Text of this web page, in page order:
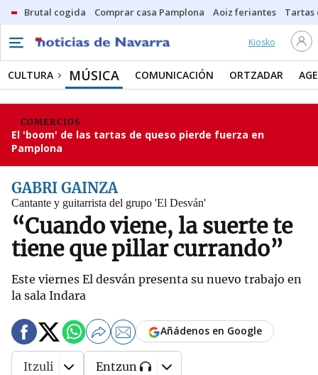
Brutal cogida Comprar casa Pamplona Aoiz feriantes Tartas
Kiosko
CULTURA MÚSICA COMUNICACIÓN ORTZADAR
COMERCIOS
El 'boom' de las tartas de queso pierde fuerza en
Pamplona
GABRI GAINZA
Cantante y guitarrista del grupo 'El Desván'
“Cuando viene, la suerte te
tiene que pillar currando”
Este viernes El desván presenta su nuevo trabajo en
la sala Indara
Añádenos en Google
Itzuli Entzun